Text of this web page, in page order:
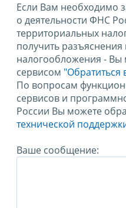
Если Вам необходимо
о деятельности ФНС
территориальных
получить
налогообложения - Вы
сервисом
По вопросам
сервисов и
России Вы можете
технической
Ваше сообщение: